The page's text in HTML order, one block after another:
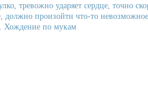
тревожно ударяет сердце, точно
должно произойти что-то
Хождение по мукам